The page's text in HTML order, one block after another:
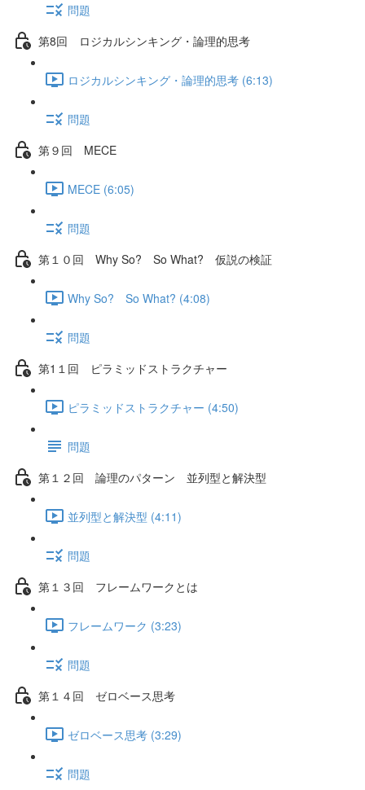
問題
第8回 ロジカルシンキング・論理的思考
ロジカルシンキング・論理的思考 (6:13)
問題
第９回 MECE
MECE (6:05)
問題
第１０回 Why So? So What? 仮説の検証
Why So? So What? (4:08)
問題
第1１回 ピラミッドストラクチャー
ピラミッドストラクチャー (4:50)
問題
第１２回 論理のパターン 並列型と解決型
並列型と解決型 (4:11)
問題
第１３回 フレームワークとは
フレームワーク (3:23)
問題
第１４回 ゼロベース思考
ゼロベース思考 (3:29)
問題